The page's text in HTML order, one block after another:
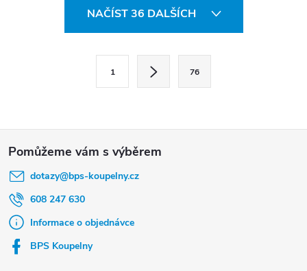
c
í
p
r
v
k
y
NAČÍST 36 DALŠÍCH
á
n
k
o
v
á
n
1 76
dotazy@bps-koupelny.cz
608 247 630
Informace o objednávce
BPS Koupelny